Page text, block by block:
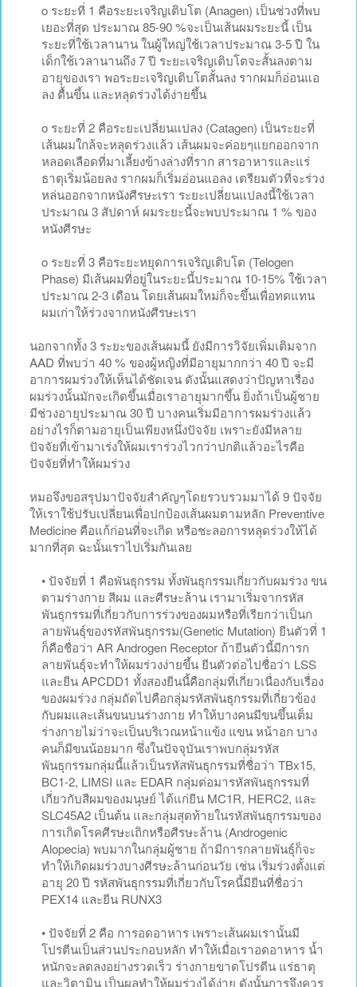
o ระยะที่ 1 คือระยะเจริญเติบโต (Anagen) เป็นช่วงที่พบ
เยอะที่สุด ประมาณ 85-90 %จะเป็นเส้นผมระยะนี้ เป็น
ระยะที่ใช้เวลานาน ในผู้ใหญ่ใช้เวลาประมาณ 3-5 ปี ใน
เด็กใช้เวลานานถึง 7 ปี ระยะเจริญเติบโตจะสั้นลงตาม
อายุของเรา พอระยะเจริญเติบโตสั้นลง รากผมก็อ่อนแอ
ลง ตื้นขึ้น และหลุดร่วงได้ง่ายขึ้น
o ระยะที่ 2 คือระยะเปลี่ยนแปลง (Catagen) เป็นระยะที่
เส้นผมใกล้จะหลุดร่วงแล้ว เส้นผมจะค่อยๆแยกออกจาก
หลอดเลือดที่มาเลี้ยงข้างล่างที่ราก สารอาหารและแร่
ธาตุเริ่มน้อยลง รากผมก็เริ่มอ่อนแอลง เตรียมตัวที่จะร่วง
หล่นออกจากหนังศีรษะเรา ระยะเปลี่ยนแปลงนี้ใช้เวลา
ประมาณ 3 สัปดาห์ ผมระยะนี้จะพบประมาณ 1 % ของ
หนังศีรษะ
o ระยะที่ 3 คือระยะหยุดการเจริญเติบโต (Telogen
Phase) มีเส้นผมที่อยู่ในระยะนี้ประมาณ 10-15% ใช้เวลา
ประมาณ 2-3 เดือน โดยเส้นผมใหม่ก็จะขึ้นเพื่อทดแทน
ผมเก่าให้ร่วงจากหนังศีรษะเรา
นอกจากทั้ง 3 ระยะของเส้นผมนี้ ยังมีการวิจัยเพิ่มเติมจาก
AAD ที่พบว่า 40 % ของผู้หญิงที่มีอายุมากกว่า 40 ปี จะมี
อาการผมร่วงให้เห็นได้ชัดเจน ดังนั้นแสดงว่าปัญหาเรื่อง
ผมร่วงนั้นมักจะเกิดขึ้นเมื่อเราอายุมากขึ้น ยิ่งถ้าเป็นผู้ชาย
มีช่วงอายุประมาณ 30 ปี บางคนเริ่มมีอาการผมร่วงแล้ว
อย่างไรก็ตามอายุเป็นเพียงหนึ่งปัจจัย เพราะยังมีหลาย
ปัจจัยที่เข้ามาเร่งให้ผมเราร่วงไวกว่าปกติแล้วอะไรคือ
ปัจจัยที่ทำให้ผมร่วง
หมอจึงขอสรุปมาปัจจัยสำคัญๆโดยรวบรวมมาได้ 9 ปัจจัย
ให้เราใช้ปรับเปลี่ยนเพื่อปกป้องเส้นผมตามหลัก Preventive
Medicine คือแก้ก่อนที่จะเกิด หรือชะลอการหลุดร่วงให้ได้
มากที่สุด ฉะนั้นเราไปเริ่มกันเลย
• ปัจจัยที่ 1 คือพันธุกรรม ทั้งพันธุกรรมเกี่ยวกับผมร่วง ขน
ตามร่างกาย สีผม และศีรษะล้าน เรามาเริ่มจากรหัส
พันธุกรรมที่เกี่ยวกับการร่วงของผมหรือที่เรียกว่าเป็นก
ลายพันธุ์ของรหัสพันธุกรรม(Genetic Mutation) ยีนตัวที่ 1
ก็คือชื่อว่า AR Androgen Receptor ถ้ายีนตัวนี้มีการก
ลายพันธุ์จะทำให้ผมร่วงง่ายขึ้น ยีนตัวต่อไปชื่อว่า LSS
และยีน APCDD1 ทั้งสองยีนนี้คือกลุ่มที่เกี่ยวเนื่องกับเรื่อง
ของผมร่วง กลุ่มถัดไปคือกลุ่มรหัสพันธุกรรมที่เกี่ยวข้อง
กับผมและเส้นขนบนร่างกาย ทำให้บางคนมีขนขึ้นเต็ม
ร่างกายไม่ว่าจะเป็นบริเวณหน้าแข้ง แขน หน้าอก บาง
คนก็มีขนน้อยมาก ซึ่งในปัจจุบันเราพบกลุ่มรหัส
พันธุกรรมกลุ่มนี้แล้วเป็นรหัสพันธุกรรมที่ชื่อว่า TBx15,
BC1-2, LIMSI และ EDAR กลุ่มต่อมารหัสพันธุกรรมที่
เกี่ยวกับสีผมของมนุษย์ ได้แก่ยีน MC1R, HERC2, และ
SLC45A2 เป็นต้น และกลุ่มสุดท้ายในรหัสพันธุกรรมของ
การเกิดโรคศีรษะเถิกหรือศีรษะล้าน (Androgenic
Alopecia) พบมากในกลุ่มผู้ชาย ถ้ามีการกลายพันธุ์ก็จะ
ทำให้เกิดผมร่วงบางศีรษะล้านก่อนวัย เช่น เริ่มร่วงตั้งแต่
อายุ 20 ปี รหัสพันธุกรรมที่เกี่ยวกับโรคนี้มียีนที่ชื่อว่า
PEX14 และยีน RUNX3
• ปัจจัยที่ 2 คือ การอดอาหาร เพราะเส้นผมเรานั้นมี
โปรตีนเป็นส่วนประกอบหลัก ทำให้เมื่อเราอดอาหาร น้ำ
หนักจะลดลงอย่างรวดเร็ว ร่างกายขาดโปรตีน แร่ธาตุ
และวิตามิน เป็นผลทำให้ผมร่วงได้ง่าย ดังนั้นการจึงควร